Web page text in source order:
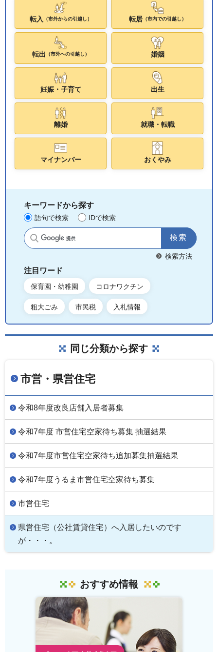
転入 （市外からの引越し） 転居（市内での引越し）
転出 （市外への引越し） 婚姻
妊娠・子育て 出生
離婚 就職・転職
マイナンバー おくやみ
キーワードから探す
語句で検索 IDで検索
サイト内検索
検索方法
注目ワード
保育園・幼稚園 コロナワクチン
粗大ごみ 市民税 入札情報
同じ分類から探す
市営・県営住宅
令和8年度改良店舗入居者募集
令和7年度 市営住宅空家待ち募集 抽選結果
令和7年度市営住宅空家待ち追加募集抽選結果
令和7年度うるま市営住宅空家待ち募集
市営住宅
県営住宅（公社賃貸住宅）へ入居したいのです
が・・・。
おすすめ情報